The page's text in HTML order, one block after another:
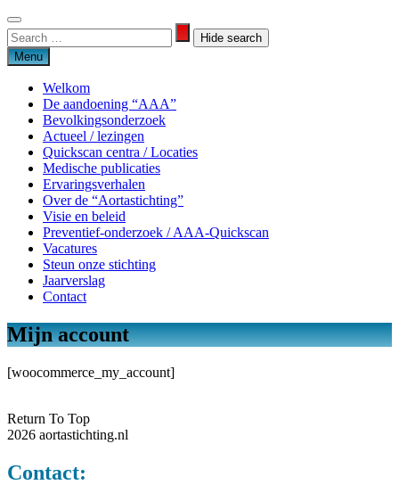
Skip
to
content
Search
for:
Search
Menu
Welkom
De aandoening “AAA”
Bevolkingsonderzoek
Actueel / lezingen
Quickscan centra / Locaties
Medische publicaties
Ervaringsverhalen
Over de “Aortastichting”
Visie en beleid
Preventief-onderzoek / AAA-Quickscan
Vacatures
Steun onze stichting
Jaarverslag
Contact
Aortastichting
Mijn account
[woocommerce_my_account]
Return To Top
2026 aortastichting.nl
Contact: